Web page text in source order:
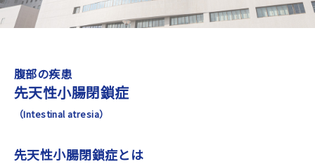
腹部の疾患
先天性小腸閉鎖症
（Intestinal atresia）
先天性小腸閉鎖症とは